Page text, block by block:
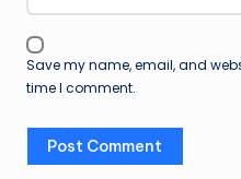
Save my name, email, and
time I comment.